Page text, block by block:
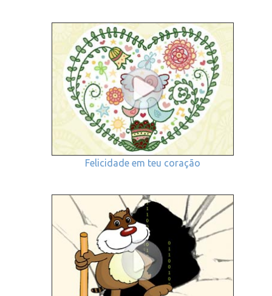
Felicidade em teu coração